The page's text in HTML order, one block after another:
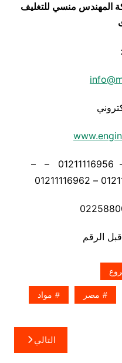
المهندس منسي للتغليف
موبايل: 01211116954 – – 01211116956 – –
مصر مواد
التالي